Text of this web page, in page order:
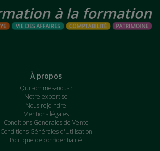
À propos
Qui sommes-nous ?
Notre expertise
Nous rejoindre
Mentions légales
Conditions Générales de Vente
Conditions Générales d'Utilisation
Politique de confidentialité